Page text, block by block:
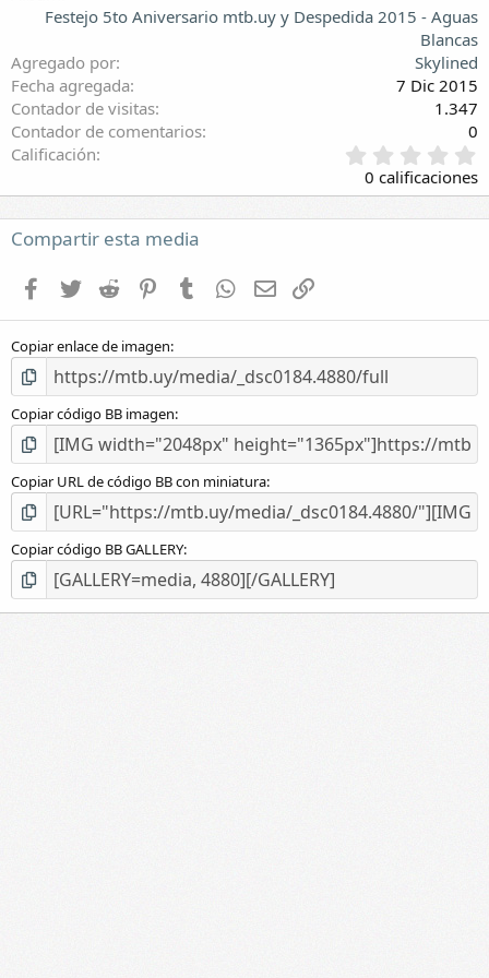
Festejo 5to Aniversario mtb.uy y Despedida 2015 - Aguas
Blancas
Agregado por
Skylined
Fecha agregada
7 Dic 2015
Contador de visitas
1.347
Contador de comentarios
0
Calificación
,
0
0
(
)
0 calificaciones
Compartir esta media
Facebook
Twitter Reddit PinterestTumblr WhatsApp
E-mail
Copiar enlace de imagen
Copiar código BB imagen
Copiar URL de código BB con miniatura
Copiar código BB GALLERY